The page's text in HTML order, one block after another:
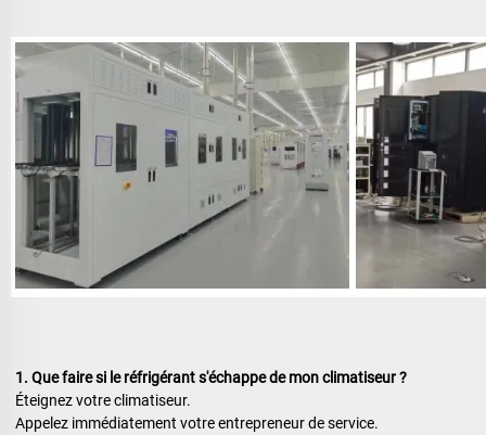
1. Que faire si le réfrigérant s'échappe de mon climatiseur ?
Éteignez votre climatiseur.
Appelez immédiatement votre entrepreneur de service.